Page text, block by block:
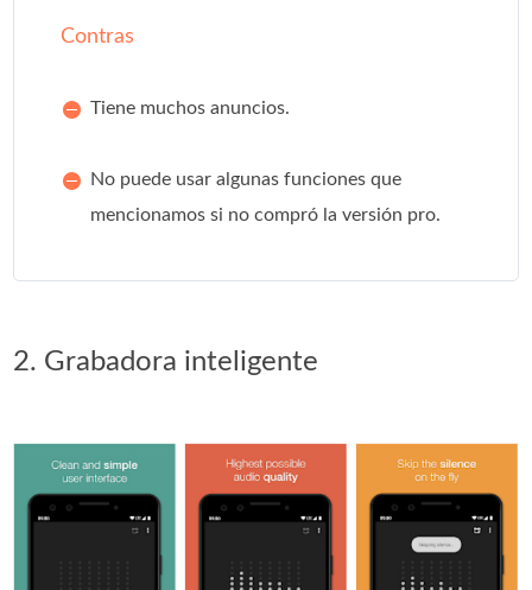
Contras
Tiene muchos anuncios.
No puede usar algunas funciones que
mencionamos si no compró la versión pro.
2. Grabadora inteligente